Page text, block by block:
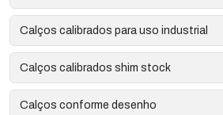
Calços calibrados para uso industrial
Calços calibrados shim stock
Calços conforme desenho